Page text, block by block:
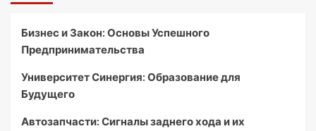
Бизнес и Закон: Основы Успешного
Предпринимательства
Университет Синергия: Образование для
Будущего
Автозапчасти: Сигналы заднего хода и их